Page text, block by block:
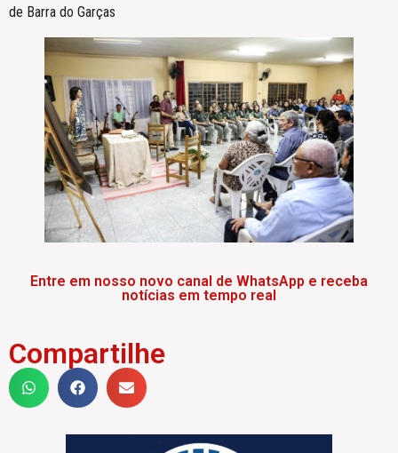
de Barra do Garças
Entre em nosso novo canal de WhatsApp e receba
notícias em tempo real
Compartilhe